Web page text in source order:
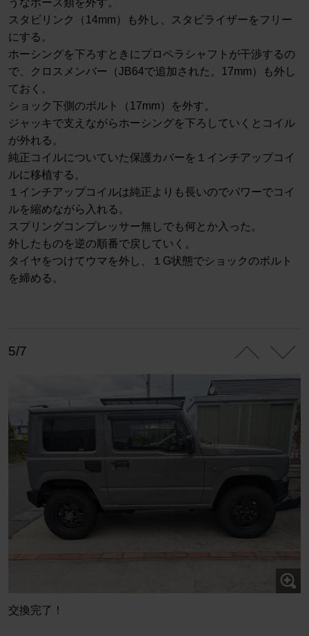
うなホース類を外す。
スタビリンク（14mm）も外し、スタビライザーをフリー
にする。
ホーシングを下ろすときにプロペラシャフトが干渉するの
で、クロスメンバー（JB64で追加された。17mm）も外し
ておく。
ショック下側のボルト（17mm）を外す。
ジャッキで支えながらホーシングを下ろしていくとコイル
が外れる。
純正コイルについていた保護カバーを１インチアップコイ
ルに移植する。
１インチアップコイルは純正よりも長いのでパワーでコイ
ルを縮めながら入れる。
スプリングコンプレッサー無しでも何とか入った。
外したものを逆の順番で戻していく。
タイヤをつけてウマを外し、１G状態でショックのボルト
を締める。
5/7
交換完了！